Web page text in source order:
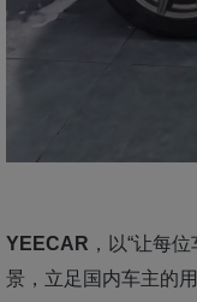
YEECAR ，以“让每
景，立足国内车主的